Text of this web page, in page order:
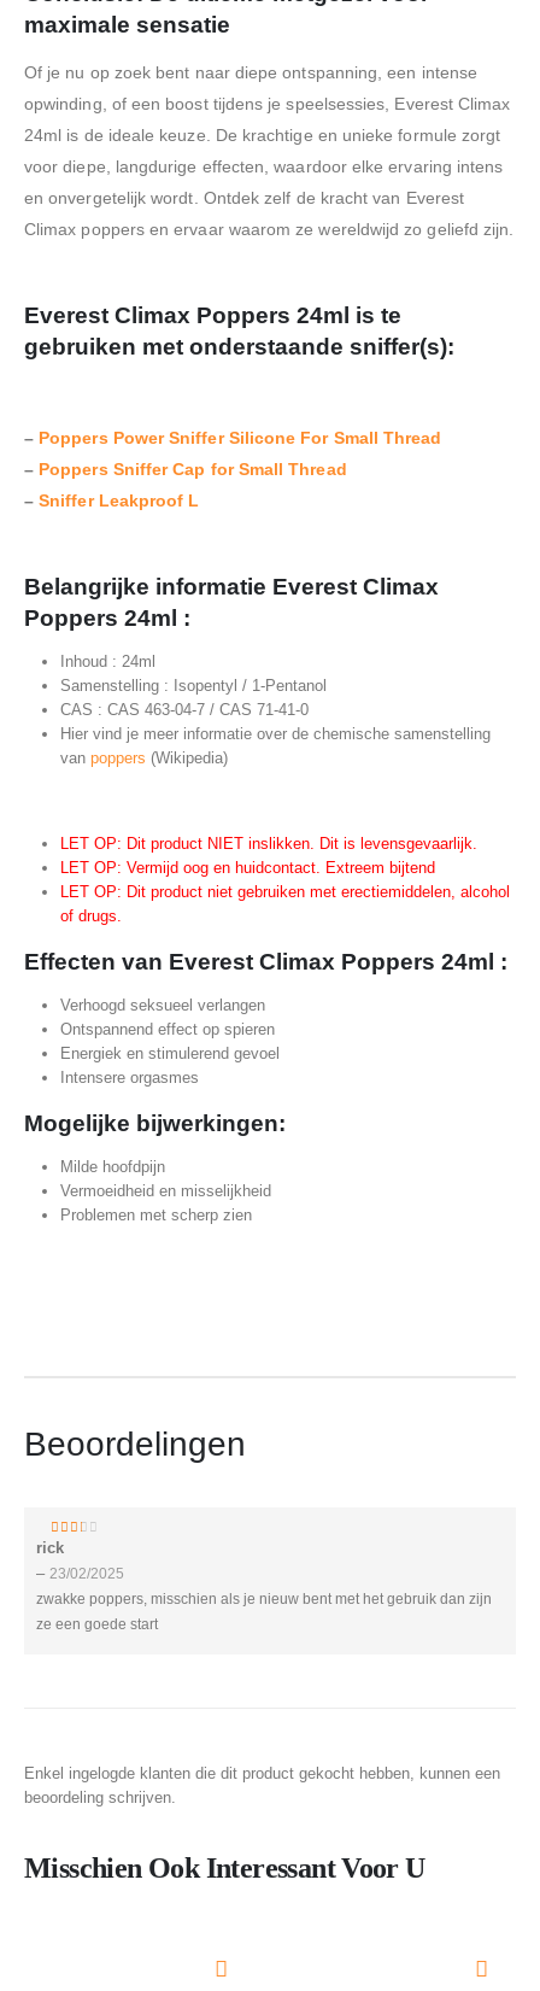
maximale sensatie
Of je nu op zoek bent naar diepe ontspanning, een intense
opwinding, of een boost tijdens je speelsessies, Everest Climax
24ml is de ideale keuze. De krachtige en unieke formule zorgt
voor diepe, langdurige effecten, waardoor elke ervaring intens
en onvergetelijk wordt. Ontdek zelf de kracht van Everest
Climax poppers en ervaar waarom ze wereldwijd zo geliefd zijn.
Everest Climax Poppers 24ml is te
gebruiken met onderstaande sniffer(s):
– Poppers Power Sniffer Silicone For Small Thread
– Poppers Sniffer Cap for Small Thread
–Sniffer Leakproof L
Belangrijke informatie Everest Climax
Poppers 24ml :
Inhoud : 24ml
Samenstelling : Isopentyl / 1-Pentanol
CAS : CAS 463-04-7 / CAS 71-41-0
Hier vind je meer informatie over de chemische samenstelling
van poppers (Wikipedia)
LET OP: Dit product NIET inslikken. Dit is levensgevaarlijk.
LET OP: Vermijd oog en huidcontact. Extreem bijtend
LET OP: Dit product niet gebruiken met erectiemiddelen, alcohol
of drugs.
Effecten van Everest Climax Poppers 24ml :
Verhoogd seksueel verlangen
Ontspannend effect op spieren
Energiek en stimulerend gevoel
Intensere orgasmes
Mogelijke bijwerkingen:
Milde hoofdpijn
Vermoeidheid en misselijkheid
Problemen met scherp zien
Beoordelingen
2van 5
rick
– 23/02/2025
zwakke poppers, misschien als je nieuw bent met het gebruik dan zijn
ze een goede start
Enkel ingelogde klanten die dit product gekocht hebben, kunnen een
beoordeling schrijven.
Misschien Ook Interessant Voor U